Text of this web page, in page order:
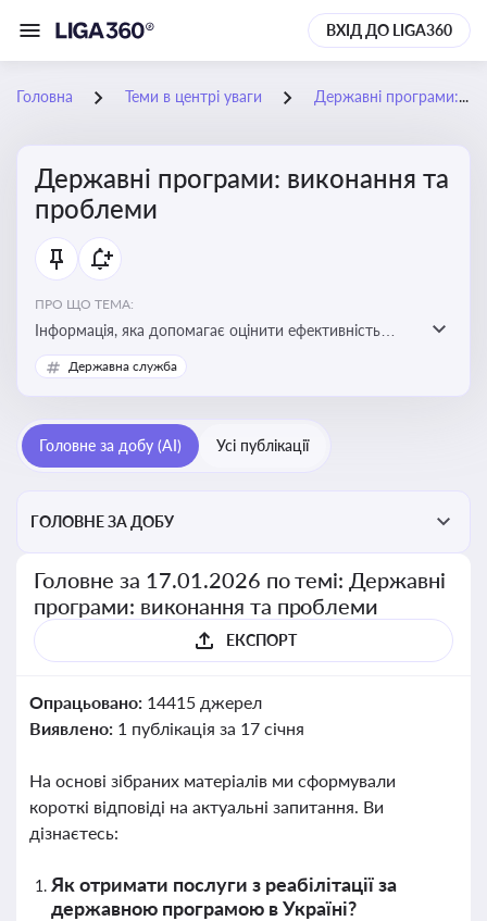
ВХІД ДО LIGA360
Головна Теми в центрі уваги Державні програми: виконання та проблеми
Державні програми: виконання та
проблеми
ПРО ЩО ТЕМА:
Інформація, яка допомагає оцінити ефективність
використання бюджетних коштів, виявити проблеми
реалізації та знайти шляхи їх удосконалення
Державна служба
Головне за добу (AI) Усі публікації
ГОЛОВНЕ ЗА ДОБУ
Головне за 17.01.2026 по темі: Державні
програми: виконання та проблеми
ЕКСПОРТ
Опрацьовано: 14415 джерел
Виявлено: 1 публікація за 17 січня
На основі зібраних матеріалів ми сформували
короткі відповіді на актуальні запитання. Ви
дізнаєтесь:
Як отримати послуги з реабілітації за
державною програмою в Україні?